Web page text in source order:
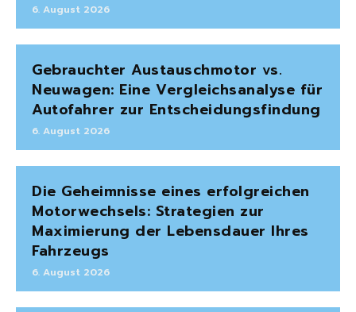
6. August 2026
Gebrauchter Austauschmotor vs.
Neuwagen: Eine Vergleichsanalyse für
Autofahrer zur Entscheidungsfindung
6. August 2026
Die Geheimnisse eines erfolgreichen
Motorwechsels: Strategien zur
Maximierung der Lebensdauer Ihres
Fahrzeugs
6. August 2026